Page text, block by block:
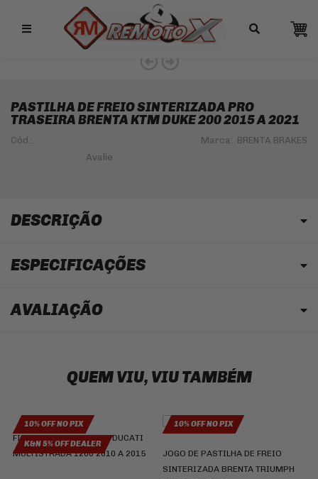
Remotox
PASTILHA DE FREIO SINTERIZADA PRO
TRASEIRA BRENTA KTM DUKE 200 2015 A 2021
Cód.: Marca: BRENTA BRAKES
DESCRIÇÃO
ESPECIFICAÇÕES
AVALIAÇÃO
QUEM VIU, VIU TAMBÉM
10% OFF NO PIX
K&N 5% OFF DEALER
FILTRO AR K&N DU-1210 DUCATI
MULTISTRADA 1200 2010 A 2015
10% OFF NO PIX
JOGO DE PASTILHA DE FREIO
SINTERIZADA BRENTA TRIUMPH